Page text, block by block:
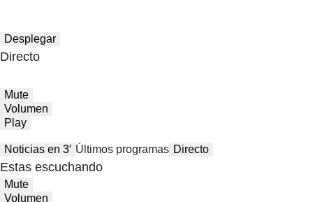
Desplegar
Directo
Mute
Volumen
Play
Noticias en 3′ Últimos programas Directo
Estas escuchando
Mute
Volumen